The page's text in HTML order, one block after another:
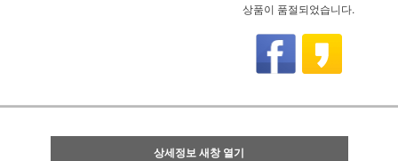
상품이 품절되었습니다.
상세정보 새창 열기